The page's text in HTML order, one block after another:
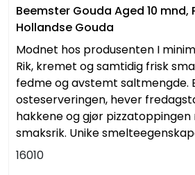
Beemster Gouda Aged 10 mnd,
Hollandse Gouda
Modnet hos produsenten I
Rik, kremet og samtidig frisk
fedme og avstemt saltmengde.
osteserveringen, hever
hakkene og gjør
smaksrik. Unike
16010